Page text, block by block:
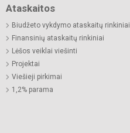
Ataskaitos
Biudžeto vykdymo ataskaitų rinkiniai
Finansinių ataskaitų rinkiniai
Lėšos veiklai viešinti
Projektai
Viešieji pirkimai
1,2% parama